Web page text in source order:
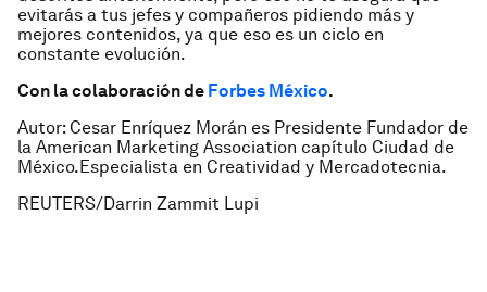
evitarás a tus jefes y compañeros pidiendo más y
mejores contenidos, ya que eso es un ciclo en
constante evolución.
Con la colaboración de Forbes México.
Autor: Cesar Enríquez Morán es Presidente Fundador de
la American Marketing Association capítulo Ciudad de
México.Especialista en Creatividad y Mercadotecnia.
REUTERS/Darrin Zammit Lupi